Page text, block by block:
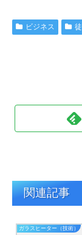
ビジネス
関連記事
ガラスヒーター（技術）